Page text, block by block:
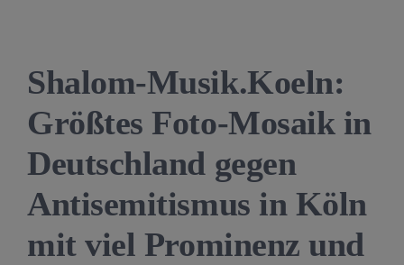
Shalom-Musik.Koeln:
Größtes Foto-Mosaik in
Deutschland gegen
Antisemitismus in Köln
mit viel Prominenz und